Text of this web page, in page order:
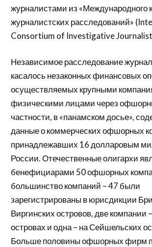
журналистами из «Международного
журналистских расследований»
Consortium of Investigative
Независимое расследование
касалось незаконных финансовых
осуществляемых крупными
физическими лицами через
частности, в «панамском досье»,
данные о коммерческих офшорных
принадлежавших 16 долларовым
России. Отечественные олигархи
бенефициарами 50 офшорных
большинство компаний – 47 были
зарегистрированы в юрисдикции
Виргинских островов, две компании
островах и одна – на Сейшельских
Больше половины офшорных фирм